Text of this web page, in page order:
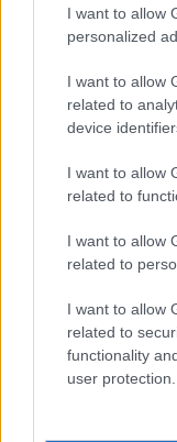
I want to allow
personalized
I want to allow
related to
device
I want to allow
related to
I want to allow
related to
I want to allow
related to
functionality
user protection.
szerezd be
Huszthy Zita•2018.
Számunkra, akik
sokkal többet
Ismerjük minden